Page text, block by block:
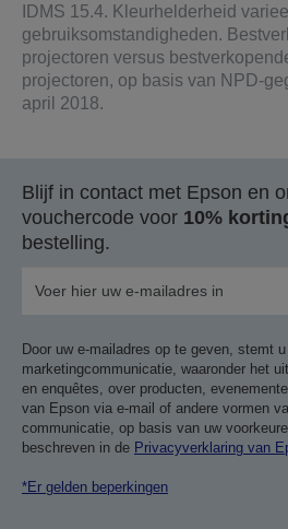
IDMS 15.4. Kleurhelderheid
gebruiksomstandigheden.
projectoren versus
projectoren, op basis van NPD-
april 2018.
Blijf in contact met Epson en
vouchercode voor 10%
bestelling.
Door uw e-mailadres op te geven, stemt
marketingcommunicatie, waaronder het
en enquêtes, over producten,
van Epson via e-mail of andere vormen
communicatie, op basis van uw
beschreven in de Privacyverklaring van
*Er gelden beperkingen